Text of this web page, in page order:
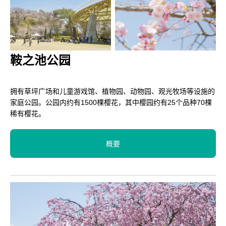
鞍之池公园
拥有草坪广场和儿童游戏馆、植物园、动物园、观光牧场等设施的
家庭公园。公园内约有1500棵樱花，其中樱园约有25个品种70棵
稀有樱花。
概要